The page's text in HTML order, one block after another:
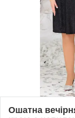
Ошатна